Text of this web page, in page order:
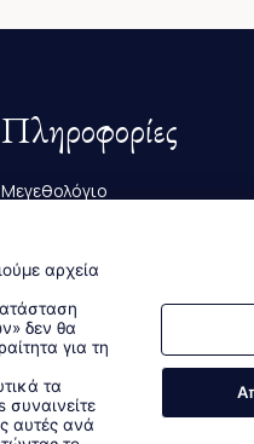
Πληροφορίες
Μεγεθολόγιο
Τρόποι Παραγγελίας &
αρχεία
δεν θα
για τη
τα
αυτές ανά